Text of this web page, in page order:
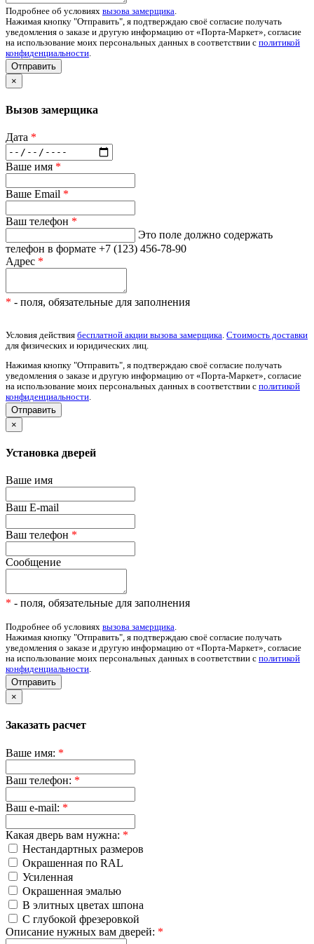
Подробнее об условиях вызова замерщика.
Нажимая кнопку "Отправить", я подтверждаю своё согласие получать
уведомления о заказе и другую информацию от «Порта-Маркет», согласие
на использование моих персональных данных в соответствии с политикой
конфиденциальности.
Отправить
×
Вызов замерщика
Дата *
Ваше имя *
Ваше Email *
Ваш телефон *
Это поле должно содержать
телефон в формате +7 (123) 456-78-90
Адрес *
* - поля, обязательные для заполнения
Условия действия бесплатной акции вызова замерщика Стоимость доставки
для физических и юридических лиц.
Нажимая кнопку "Отправить", я подтверждаю своё согласие получать
уведомления о заказе и другую информацию от «Порта-Маркет», согласие
на использование моих персональных данных в соответствии с политикой
конфиденциальности
×
Установка дверей
Ваше имя
Ваш E-mail
Ваш телефон *
Сообщение
* - поля, обязательные для заполнения
Подробнее об условиях вызова замерщика.
Нажимая кнопку "Отправить", я подтверждаю своё согласие получать
уведомления о заказе и другую информацию от «Порта-Маркет», согласие
на использование моих персональных данных в соответствии с политикой
конфиденциальности.
Отправить
×
Заказать расчет
Ваше имя: *
Ваш телефон: *
Ваш e-mail: *
Какая дверь вам нужна: *
Нестандартных размеров
Окрашенная по RAL
Усиленная
Окрашенная эмалью
В элитных цветах шпона
С глубокой фрезеровкой
Описание нужных вам дверей: *